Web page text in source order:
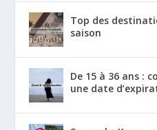
Top des
saison
De 15 à 36 ans :
une date